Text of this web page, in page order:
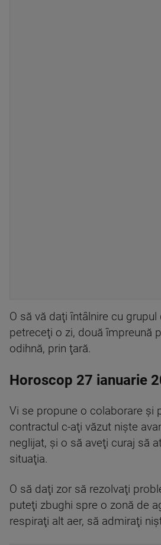
O să vă daţi întâlnire cu
petreceţi o zi, două împreună
odihnă, prin ţară.
Horoscop 27 ianuarie
Vi se propune o colaborare şi
contractul c-aţi văzut nişte
neglijat, şi o să aveţi curaj să
situaţia.
O să daţi zor să rezolvaţi
puteţi zbughi spre o zonă de
respiraţi alt aer, să admiraţi